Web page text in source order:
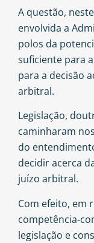
A questão,
envolvida a
polos da
suficiente para
para a decisão
arbitral.
Legislação,
caminharam
do
decidir acerca
juízo arbitral.
Com efeito, em
competência-
legislação e